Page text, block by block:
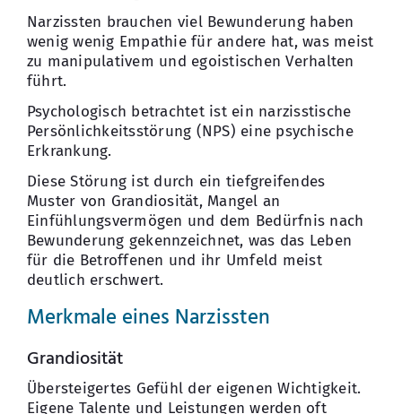
Narzissten brauchen viel Bewunderung haben
wenig wenig Empathie für andere hat, was meist
zu manipulativem und egoistischen Verhalten
führt.
Psychologisch betrachtet ist ein narzisstische
Persönlichkeitsstörung (NPS) eine psychische
Erkrankung.
Diese Störung ist durch ein tiefgreifendes
Muster von Grandiosität, Mangel an
Einfühlungsvermögen und dem Bedürfnis nach
Bewunderung gekennzeichnet, was das Leben
für die Betroffenen und ihr Umfeld meist
deutlich erschwert.
Merkmale eines Narzissten
Grandiosität
Übersteigertes Gefühl der eigenen Wichtigkeit.
Eigene Talente und Leistungen werden oft